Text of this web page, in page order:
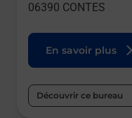
06390 CONTES
En savoir plus
Découvrir ce bureau